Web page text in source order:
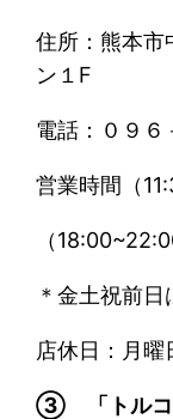
住所：熊本市
ン１F
電話：０９６
営業時間（
（
＊金土祝前
店休日：月曜
➂ 「トルコ